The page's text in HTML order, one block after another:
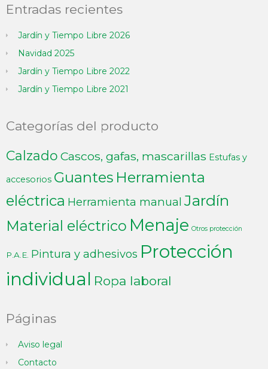
Entradas recientes
Jardín y Tiempo Libre 2026
Navidad 2025
Jardín y Tiempo Libre 2022
Jardín y Tiempo Libre 2021
Categorías del producto
Calzado Cascos, gafas, mascarillas Estufas y
accesorios Guantes Herramienta
eléctrica Herramienta manual Jardín
Material eléctrico Menaje Otros protección
P.A.E. Pintura y adhesivos Protección
individual Ropa laboral
Páginas
Aviso legal
Contacto